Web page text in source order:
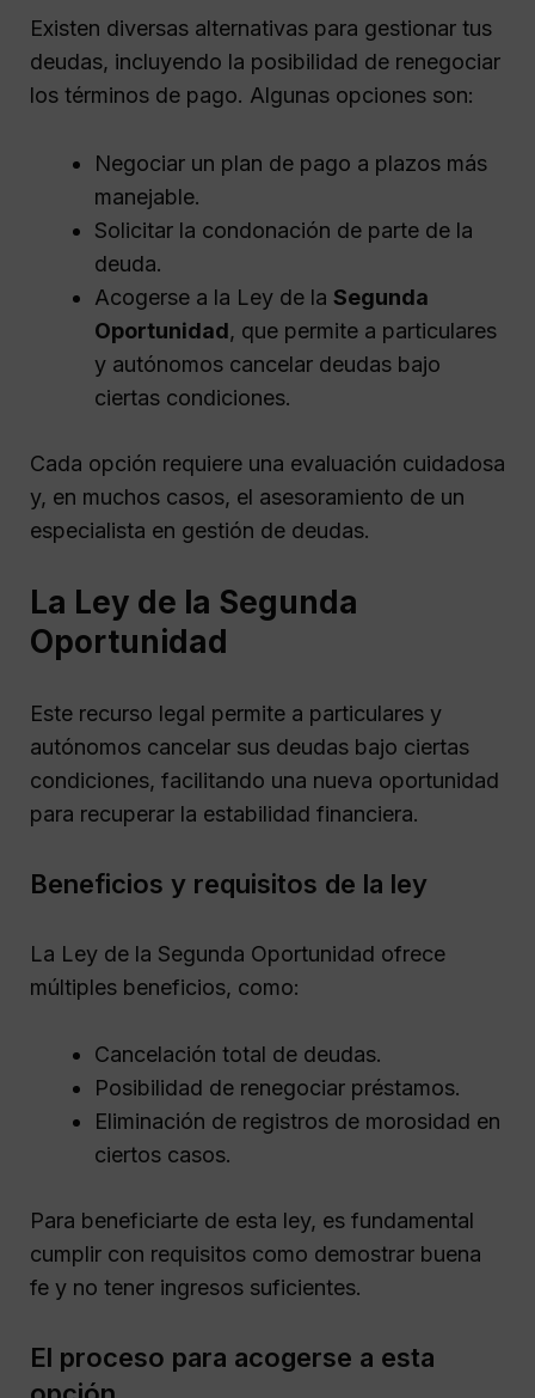
Existen diversas alternativas para gestionar tus
deudas, incluyendo la posibilidad de renegociar
los términos de pago. Algunas opciones son:
Negociar un plan de pago a plazos más
manejable.
Solicitar la condonación de parte de la
deuda.
Acogerse a la Ley de la Segunda
Oportunidad, que permite a particulares
y autónomos cancelar deudas bajo
ciertas condiciones.
Cada opción requiere una evaluación cuidadosa
y, en muchos casos, el asesoramiento de un
especialista en gestión de deudas.
La Ley de la Segunda
Oportunidad
Este recurso legal permite a particulares y
autónomos cancelar sus deudas bajo ciertas
condiciones, facilitando una nueva oportunidad
para recuperar la estabilidad financiera.
Beneficios y requisitos de la ley
La Ley de la Segunda Oportunidad ofrece
múltiples beneficios, como:
Cancelación total de deudas.
Posibilidad de renegociar préstamos.
Eliminación de registros de morosidad en
ciertos casos.
Para beneficiarte de esta ley, es fundamental
cumplir con requisitos como demostrar buena
fe y no tener ingresos suficientes.
El proceso para acogerse a esta